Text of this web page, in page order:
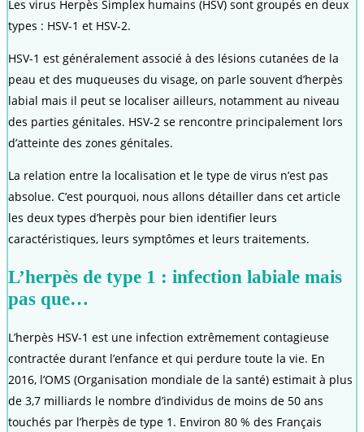
Les virus Herpès Simplex humains (HSV) sont groupés en deux
types : HSV-1 et HSV-2.
HSV-1 est généralement associé à des lésions cutanées de la
peau et des muqueuses du visage, on parle souvent d’herpès
labial mais il peut se localiser ailleurs, notamment au niveau
des parties génitales. HSV-2 se rencontre principalement lors
d’atteinte des zones génitales.
La relation entre la localisation et le type de virus n’est pas
absolue. C’est pourquoi, nous allons détailler dans cet article
les deux types d’herpès pour bien identifier leurs
caractéristiques, leurs symptômes et leurs traitements.
L’herpès de type 1 : infection labiale mais
pas que…
L’herpès HSV-1 est une infection extrêmement contagieuse
contractée durant l’enfance et qui perdure toute la vie. En
2016, l’OMS (Organisation mondiale de la santé) estimait à plus
de 3,7 milliards le nombre d’individus de moins de 50 ans
touchés par l’herpès de type 1. Environ 80 % des Français